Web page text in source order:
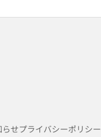
らせプライバシーポリシー